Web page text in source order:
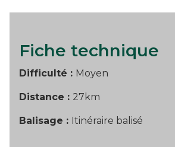
Fiche technique
Difficulté : Moyen
Distance : 27km
Balisage : Itinéraire balisé